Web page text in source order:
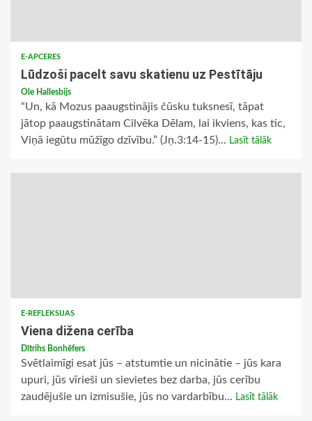
E-APCERES
Lūdzoši pacelt savu skatienu uz Pestītāju
Ole Hallesbijs
“Un, kā Mozus paaugstinājis čūsku tuksnesī, tāpat
jātop paaugstinātam Cilvēka Dēlam, lai ikviens, kas tic,
Viņā iegūtu mūžīgo dzīvību.” (Jņ.3:14-15)... Lasīt tālāk
E-REFLEKSIJAS
Viena dižena cerība
Dītrihs Bonhēfers
Svētlaimīgi esat jūs – atstumtie un nicinātie – jūs kara
upuri, jūs vīrieši un sievietes bez darba, jūs cerību
zaudējušie un izmisušie, jūs no vardarbību... Lasīt tālāk